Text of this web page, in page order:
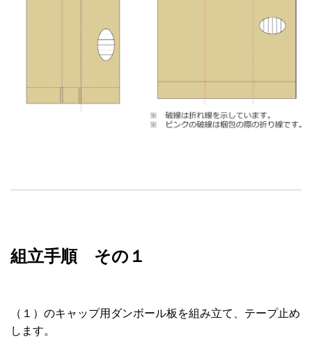
組立手順 その１
（１）のキャップ用ダンボール板を組み立て、テープ止め
します。